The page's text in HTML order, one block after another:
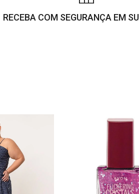
RECEBA COM SEGURANÇA EM